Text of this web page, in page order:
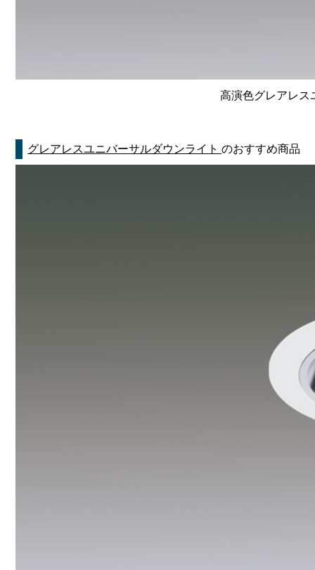
高演色グレアレス
グレアレスユニバーサルダウンライトのおすすめ商品